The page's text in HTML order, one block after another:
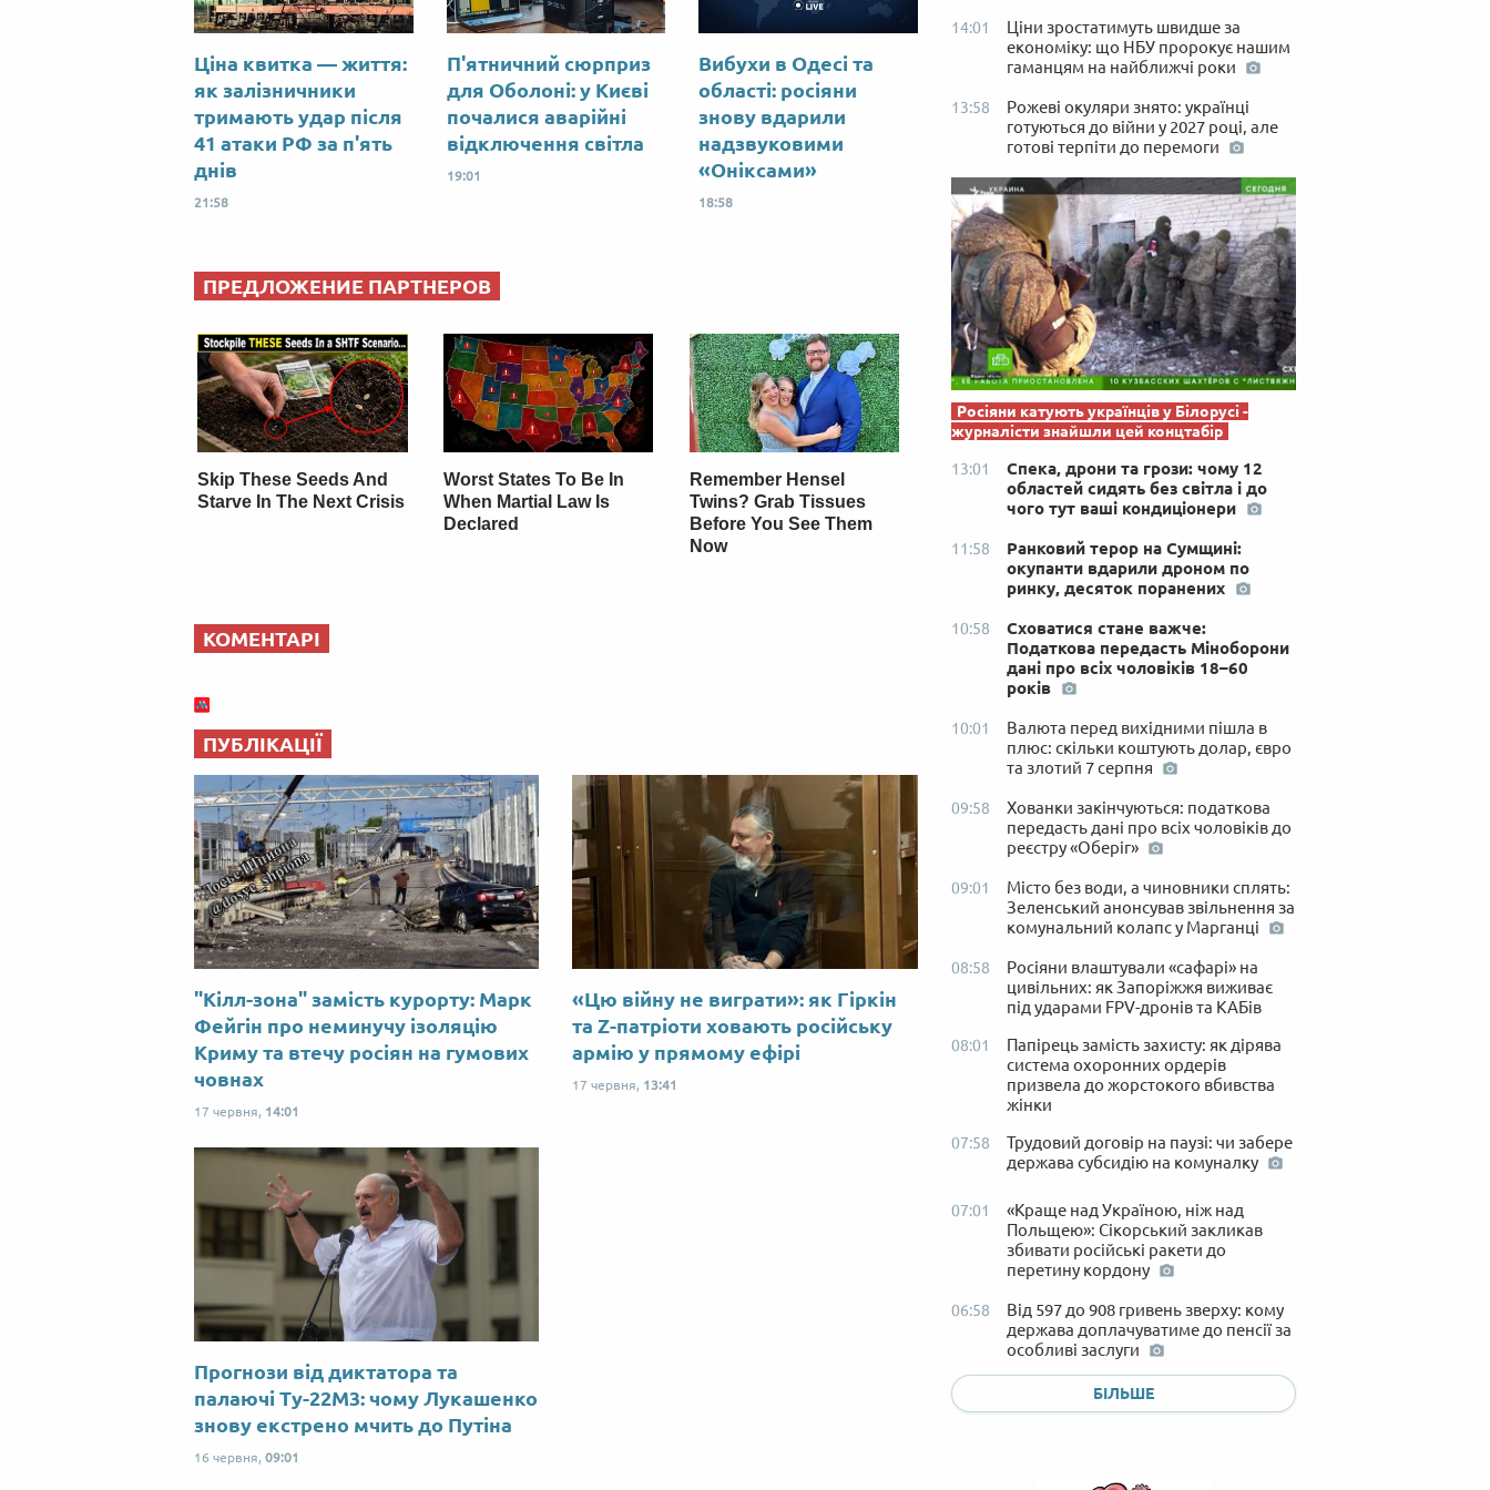
Ціна квитка — життя:
як залізничники
тримають удар після
41 атаки РФ за п'ять
днів
21:58
П'ятничний сюрприз
для Оболоні: у Києві
почалися аварійні
відключення світла
19:01
Вибухи в Одесі та
області: росіяни
знову вдарили
надзвуковими
«Оніксами»
18:58
ПРЕДЛОЖЕНИЕ ПАРТНЕРОВ
Skip These Seeds And
Starve In The Next Crisis
Worst States To Be In
When Martial Law Is
Declared
Remember Hensel
Twins? Grab Tissues
Before You See Them
Now
КОМЕНТАРІ
ПУБЛІКАЦІЇ
"Кілл-зона" замість курорту: Марк
Фейгін про неминучу ізоляцію
Криму та втечу росіян на гумових
човнах
17 червня, 14:01
«Цю війну не виграти»: як Гіркін
та Z-патріоти ховають російську
армію у прямому ефірі
17 червня, 13:41
Прогнози від диктатора та
палаючі Ту-22М3: чому Лукашенко
знову екстрено мчить до Путіна
16 червня, 09:01
14:01
Ціни зростатимуть швидше за
економіку: що НБУ пророкує нашим
гаманцям на найближчі роки
13:58
Рожеві окуляри знято: українці
готуються до війни у 2027 році, але
готові терпіти до перемоги
Росіяни катують українців у Білорусі -
журналісти знайшли цей концтабір
13:01
Спека, дрони та грози: чому 12
областей сидять без світла і до
чого тут ваші кондиціонери
11:58
Ранковий терор на Сумщині:
окупанти вдарили дроном по
ринку, десяток поранених
10:58
Сховатися стане важче:
Податкова передасть Міноборони
дані про всіх чоловіків 18–60
років
10:01
Валюта перед вихідними пішла в
плюс: скільки коштують долар, євро
та злотий 7 серпня
09:58
Хованки закінчуються: податкова
передасть дані про всіх чоловіків до
реєстру «Оберіг»
09:01
Місто без води, а чиновники сплять:
Зеленський анонсував звільнення за
комунальний колапс у Марганці
08:58
Росіяни влаштували «сафарі» на
цивільних: як Запоріжжя виживає
під ударами FPV-дронів та КАБів
08:01
Папірець замість захисту: як дірява
система охоронних ордерів
призвела до жорстокого вбивства
жінки
07:58
Трудовий договір на паузі: чи забере
держава субсидію на комуналку
07:01
«Краще над Україною, ніж над
Польщею»: Сікорський закликав
збивати російські ракети до
перетину кордону
06:58
Від 597 до 908 гривень зверху: кому
держава доплачуватиме до пенсії за
особливі заслуги
05:58
Дрони проти суховантажів і
кросівок: Росія атакувала німецьке
БІЛЬШЕ